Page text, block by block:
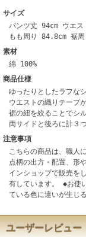
サイズ
パンツ丈 94cm ウエ
もも周り 84.8cm 裾
素材
綿 100%
商品仕様
ゆったりとしたラフな
ウエストの織りテープ
裾の紐を絞ることでシ
両サイドと後ろに計３
注意事項
こちらの商品は、職人
点柄の出方・配置、形
インショップで販売を
有しています。 ◆お使
ている色に違いが生じ
ユーザーレビュー